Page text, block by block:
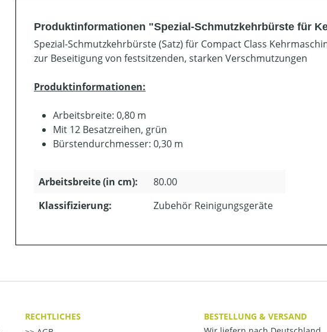
Produktinformationen "Spezial-Schmutzkehrbürste für
Spezial-Schmutzkehrbürste (Satz) für Compact Class
zur Beseitigung von festsitzenden, starken Verschmutzungen
Produktinformationen:
Arbeitsbreite: 0,80 m
Mit 12 Besatzreihen, grün
Bürstendurchmesser: 0,30 m
Arbeitsbreite (in cm):
80.00
Klassifizierung:
Zubehör Reinigungsgeräte
RECHTLICHES
BESTELLUNG & VERSAND